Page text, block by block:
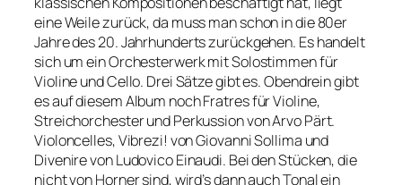
eine Weile zurück, da muss man schon in die 80er
Jahre des 20. Jahrhunderts zurückgehen. Es handelt
sich um ein Orchesterwerk mit Solostimmen für
Violine und Cello. Drei Sätze gibt es. Obendrein gibt
es auf diesem Album noch Fratres für Violine,
Streichorchester und Perkussion von Arvo Pärt.
Violoncelles, Vibrezi! von Giovanni Sollima und
Divenire von Ludovico Einaudi. Bei den Stücken, die
nicht von Horner sind, wird’s dann auch Tonal ein